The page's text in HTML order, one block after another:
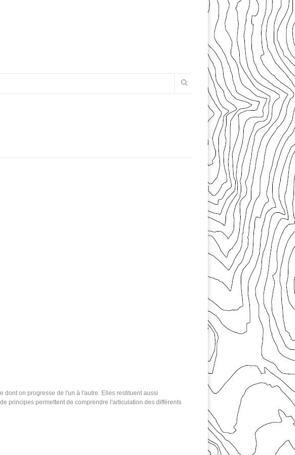
dont on progresse de l'un à l'autre. Elles restituent aussi
principes permettent de comprendre l'articulation des différents